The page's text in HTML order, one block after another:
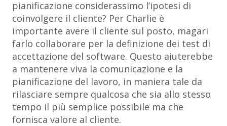
pianificazione considerassimo l’ipotesi di
coinvolgere il cliente? Per Charlie è
importante avere il cliente sul posto, magari
farlo collaborare per la definizione dei test di
accettazione del software. Questo aiuterebbe
a mantenere viva la comunicazione e la
pianificazione del lavoro, in maniera tale da
rilasciare sempre qualcosa che sia allo stesso
tempo il più semplice possibile ma che
fornisca valore al cliente.